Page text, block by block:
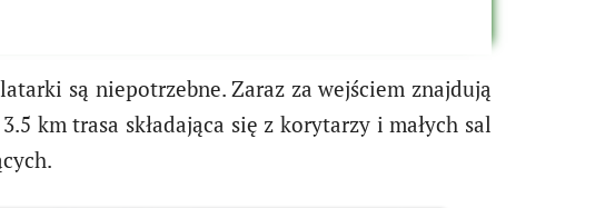
są niepotrzebne. Zaraz za wejściem znajdują
km trasa składająca się z korytarzy i małych sal